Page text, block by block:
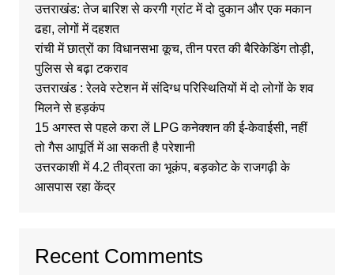
उत्तराखंड: तेज बारिश से करगी ग्रांट में दो दुकान और एक मकान
ढहा, लोगों में दहशत
रांची में छात्रों का विधानसभा कूच, तीन परत की बैरिकेडिंग तोड़ी,
पुलिस से बढ़ा टकराव
उत्तराखंड : रेलवे स्टेशन में संदिग्ध परिस्थितियों में दो लोगों के शव
मिलने से हड़कंप
15 अगस्त से पहले करा लें LPG कनेक्शन की ई-केवाईसी, नहीं
तो गैस आपूर्ति में आ सकती है परेशानी
उत्तरकाशी में 4.2 तीव्रता का भूकंप, बड़कोट के राजगढ़ी के
आसपास रहा केंद्र
Recent Comments